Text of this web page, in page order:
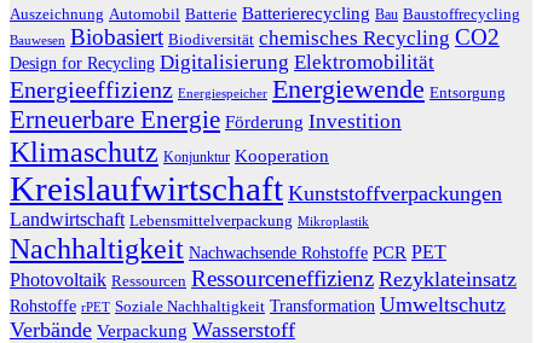
Auszeichnung Automobil Batterie Batterierecycling Bau Baustoffrecycling
Bauwesen Biobasiert Biodiversität chemisches Recycling CO2
Design for Recycling Digitalisierung Elektromobilität
Energieeffizienz Energiespeicher Energiewende Entsorgung
Erneuerbare Energie Förderung Investition
Klimaschutz Konjunktur Kooperation
Kreislaufwirtschaft Kunststoffverpackungen
Landwirtschaft Lebensmittelverpackung Mikroplastik
Nachhaltigkeit Nachwachsende Rohstoffe PCR PET
Photovoltaik Ressourcen Ressourceneffizienz Rezyklateinsatz
Rohstoffe rPET Soziale Nachhaltigkeit Transformation Umweltschutz
Verbände Verpackung Wasserstoff